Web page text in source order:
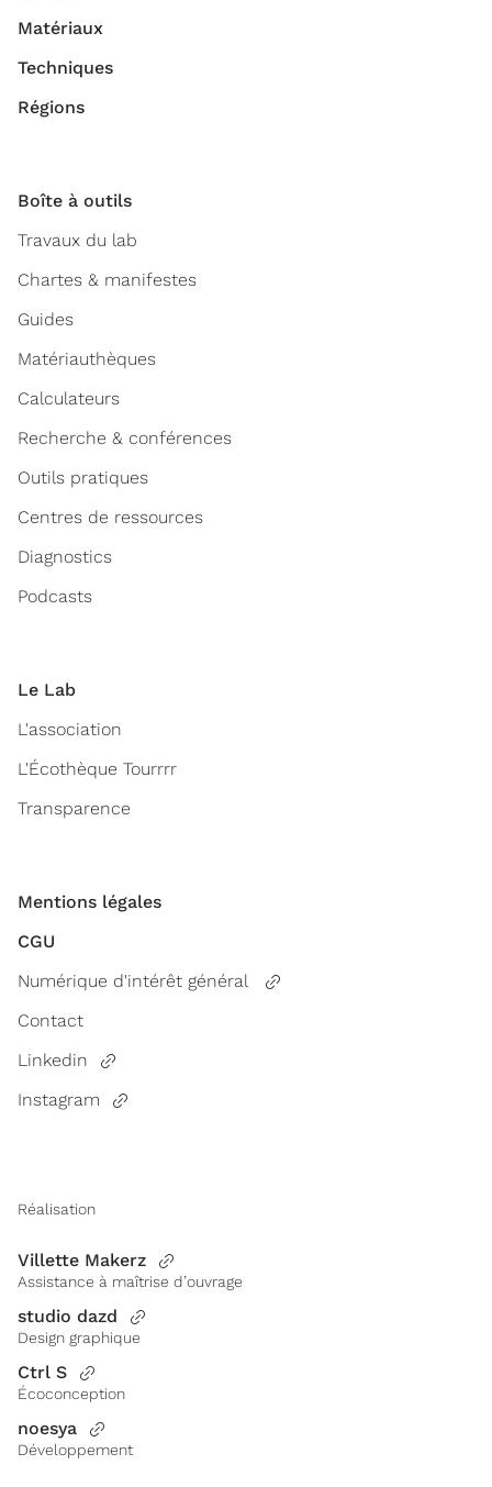
Matériaux
Techniques
Régions
Boîte à outils
Travaux du lab
Chartes & manifestes
Guides
Matériauthèques
Calculateurs
Recherche & conférences
Outils pratiques
Centres de ressources
Diagnostics
Podcasts
Le Lab
L'association
L'Écothèque Tourrrr
Transparence
Mentions légales
CGU
Numérique d'intérêt général
Contact
Linkedin
Instagram
Réalisation
Villette Makerz
Assistance à maîtrise d’ouvrage
studio dazd
Design graphique
Ctrl S
Écoconception
noesya
Développement